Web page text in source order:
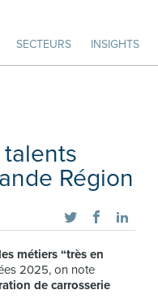
SECTEURS INSIGHTS
Région
métiers “très en
2025, on note
de carrosserie